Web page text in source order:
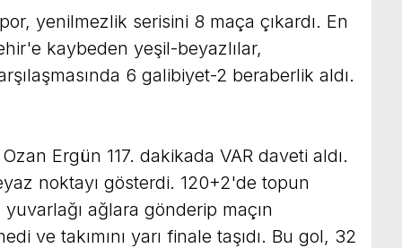
yenilmezlik serisini 8 maça çıkardı. En
kaybeden yeşil-beyazlılar,
6 galibiyet-2 beraberlik aldı.
Ergün 117. dakikada VAR daveti aldı.
noktayı gösterdi. 120+2'de topun
ağlara gönderip maçın
ve takımını yarı finale taşıdı. Bu gol, 32